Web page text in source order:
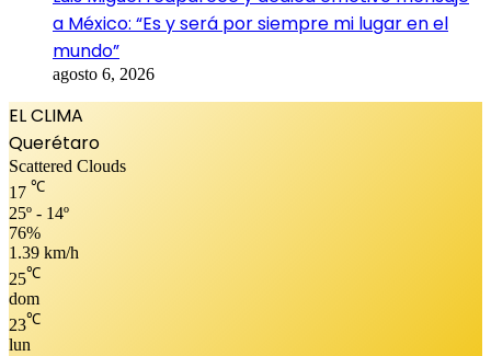
a México: “Es y será por siempre mi lugar en el
mundo”
agosto 6, 2026
EL CLIMA
Querétaro
Scattered Clouds
17 ℃
25º - 14º
76%
1.39 km/h
25℃
dom
23℃
lun